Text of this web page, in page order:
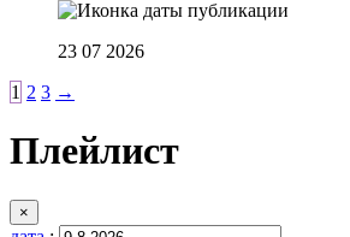
23 07 2026
1 2 3 →
Плейлист
×